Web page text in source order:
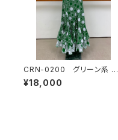
CRN-0200 グリーン系 変
わり水玉ツーピース
¥18,000